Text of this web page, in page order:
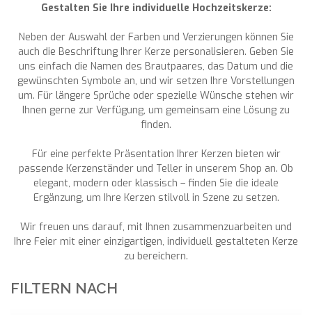
Gestalten Sie Ihre individuelle Hochzeitskerze:
Neben der Auswahl der Farben und Verzierungen können Sie
auch die Beschriftung Ihrer Kerze personalisieren. Geben Sie
uns einfach die Namen des Brautpaares, das Datum und die
gewünschten Symbole an, und wir setzen Ihre Vorstellungen
um. Für längere Sprüche oder spezielle Wünsche stehen wir
Ihnen gerne zur Verfügung, um gemeinsam eine Lösung zu
finden.
Für eine perfekte Präsentation Ihrer Kerzen bieten wir
passende Kerzenständer und Teller in unserem Shop an. Ob
elegant, modern oder klassisch – finden Sie die ideale
Ergänzung, um Ihre Kerzen stilvoll in Szene zu setzen.
Wir freuen uns darauf, mit Ihnen zusammenzuarbeiten und
Ihre Feier mit einer einzigartigen, individuell gestalteten Kerze
zu bereichern.
FILTERN NACH